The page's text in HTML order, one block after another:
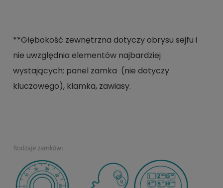
**Głębokość zewnętrzna dotyczy obrysu sejfu i
nie uwzględnia elementów najbardziej
wystających: panel zamka (nie dotyczy
kluczowego), klamka, zawiasy.